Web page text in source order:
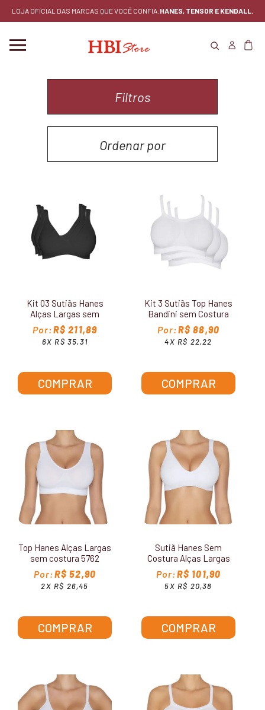
LOJA OFICIAL DAS MARCAS QUE VOCÊ CONFIA:HANES, TENSOR E KENDALL.
Filtros
Ordenar por
Kit 03 Sutiãs Hanes
Alças Largas sem
Costura G795
R$ 211,89
6X R$ 35,31
COMPRAR
Kit 3 Sutiãs Top Hanes
Bandini sem Costura
H299
R$ 88,90
4X R$ 22,22
COMPRAR
Top Hanes Alças Largas
sem costura 5762
R$ 52,90
2X R$ 26,45
COMPRAR
Sutiã Hanes Sem
Costura Alças Largas
G795
R$ 101,90
5X R$ 20,38
COMPRAR